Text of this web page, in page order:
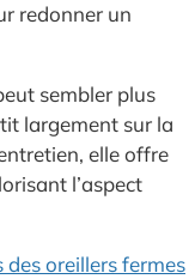
redonner un
sembler plus
largement sur la
elle offre
l’aspect
oreillers fermes